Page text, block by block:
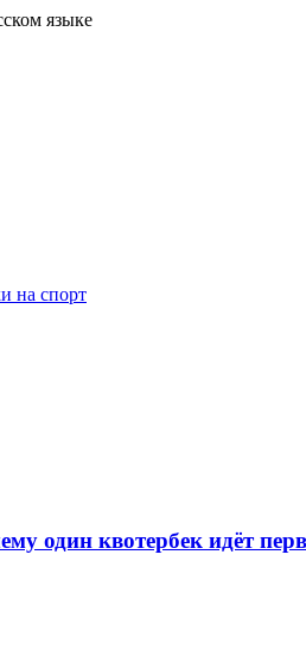
языке
на спорт
один квотербек идёт